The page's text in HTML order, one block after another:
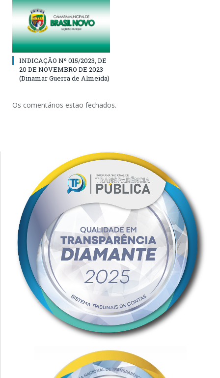
INDICAÇÃO Nº 015/2023, DE
20 DE NOVEMBRO DE 2023
(Dinamar Guerra de Almeida)
Os comentários estão fechados.